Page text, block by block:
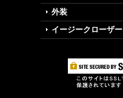
外装
イージークローザー